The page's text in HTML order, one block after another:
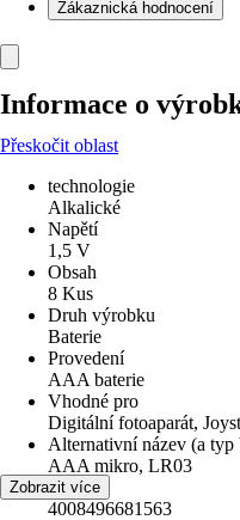
Zákaznická hodnocení
Informace o
Přeskočit oblast
technologie
Alkalické
Napětí
1,5 V
Obsah
8 Kus
Druh výrobku
Baterie
Provedení
AAA baterie
Vhodné pro
Digitální fotoaparát,
Alternativní název (a typ
AAA mikro, LR03
EAN
4008496681563
Zobrazit více